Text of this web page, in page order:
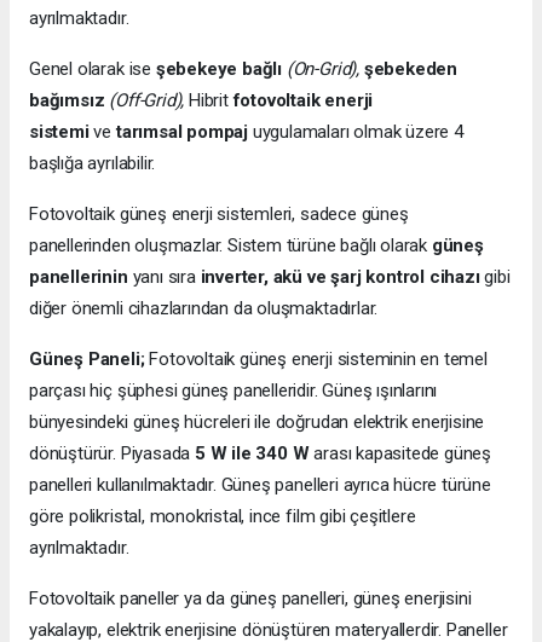
ayrılmaktadır.
Genel olarak ise şebekeye bağlı (On-Grid), şebekeden
bağımsız (Off-Grid), Hibritfotovoltaik enerji
sistemivetarımsal pompaj uygulamaları olmak üzere 4
başlığa ayrılabilir.
Fotovoltaik güneş enerji sistemleri, sadece güneş
panellerinden oluşmazlar. Sistem türüne bağlı olarak güneş
panellerinin yanı sıra inverter, akü ve şarj kontrol cihazıgibi
diğer önemli cihazlarından da oluşmaktadırlar.
Güneş Paneli;Fotovoltaik güneş enerji sisteminin en temel
parçası hiç şüphesi güneş panelleridir. Güneş ışınlarını
bünyesindeki güneş hücreleri ile doğrudan elektrik enerjisine
dönüştürür. Piyasada 5 W ile 340 Warası kapasitede güneş
panelleri kullanılmaktadır. Güneş panelleri ayrıca hücre türüne
göre polikristal, monokristal, ince film gibi çeşitlere
ayrılmaktadır.
Fotovoltaik paneller ya da güneş panelleri, güneş enerjisini
yakalayıp, elektrik enerjisine dönüştüren materyallerdir. Paneller